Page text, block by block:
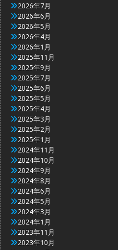
2026年7月
2026年6月
2026年5月
2026年4月
2026年1月
2025年11月
2025年9月
2025年7月
2025年6月
2025年5月
2025年4月
2025年3月
2025年2月
2025年1月
2024年11月
2024年10月
2024年9月
2024年8月
2024年6月
2024年5月
2024年3月
2024年1月
2023年11月
2023年10月